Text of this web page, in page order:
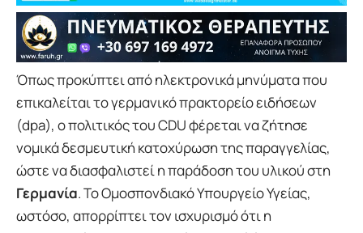
Όπως προκύπτει από ηλεκτρονικά μηνύματα που
επικαλείται το γερμανικό πρακτορείο ειδήσεων
(dpa), ο πολιτικός του CDU φέρεται να ζήτησε
νομικά δεσμευτική κατοχύρωση της παραγγελίας,
ώστε να διασφαλιστεί η παράδοση του υλικού στη
Γερμανία. Το Ομοσπονδιακό Υπουργείο Υγείας,
ωστόσο, απορρίπτει τον ισχυρισμό ότι η